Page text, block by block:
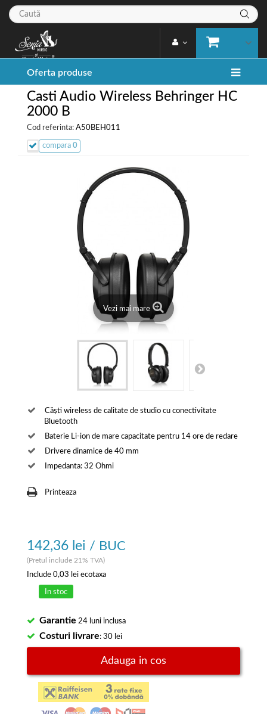
Oferta produse
Casti Audio Wireless Behringer HC
2000 B
Cod referinta: A50BEH011
compara 0
Vezi mai mare
Căști wireless de calitate de studio cu conectivitate
Bluetooth
Baterie Li-ion de mare capacitate pentru 14 ore de redare
Drivere dinamice de 40 mm
Impedanta: 32 Ohmi
Printeaza
142,36 lei / BUC
(Pretul include 21% TVA)
Include 0,03 lei ecotaxa
In stoc
Garantie 24 luni inclusa
Costuri livrare: 30 lei
Adauga in cos